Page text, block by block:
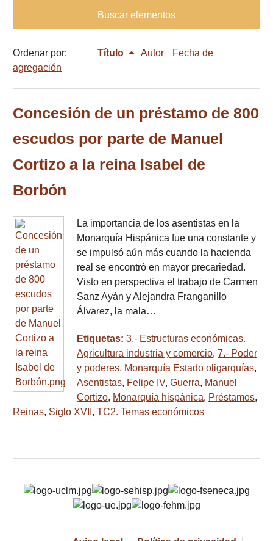
Buscar elementos
Ordenar por: Título Autor
Fecha de
agregación
Concesión de un préstamo de 800
escudos por parte de Manuel
Cortizo a la reina Isabel de
Borbón
La importancia de los asentistas en la
Monarquía Hispánica fue una constante y
se impulsó aún más cuando la hacienda
real se encontró en mayor precariedad.
Visto en perspectiva el trabajo de Carmen
Sanz Ayán y Alejandra Franganillo
Álvarez, la mala…
Etiquetas: 3.- Estructuras económicas.
Agricultura industria y comercio, 7.- Poder
y poderes. Monarquía Estado oligarquías,
Asentistas, Felipe IV, Guerra, Manuel
Cortizo, Monarquía hispánica, Préstamos,
Reinas, Siglo XVII , TC2. Temas económicos